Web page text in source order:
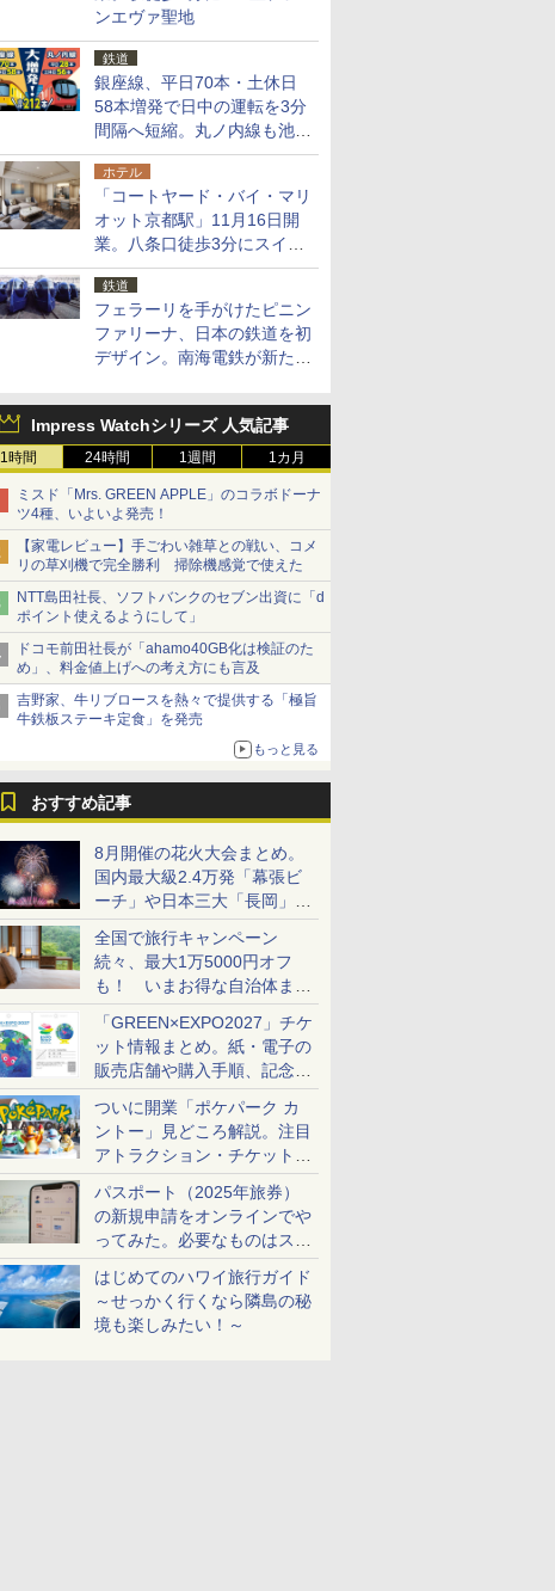
ンエヴァ聖地
鉄道
銀座線、平日70本・土休日
58本増発で日中の運転を3分
間隔へ短縮。丸ノ内線も池袋
～中野坂上を4分間隔に
ホテル
「コートヤード・バイ・マリ
オット京都駅」11月16日開
業。八条口徒歩3分にスイー
ト含む全270室、ダイニング
も併設
鉄道
フェラーリを手がけたピニン
ファリーナ、日本の鉄道を初
デザイン。南海電鉄が新たな
導入
Impress Watchシリーズ 人気記事
1時間 24時間 1週間 1カ月
ミスド「Mrs. GREEN APPLE」のコラボドーナ
ツ4種、いよいよ発売！
【家電レビュー】手ごわい雑草との戦い、コメ
リの草刈機で完全勝利 掃除機感覚で使えた
NTT島田社長、ソフトバンクのセブン出資に「d
ポイント使えるようにして」
ドコモ前田社長が「ahamo40GB化は検証のた
め」、料金値上げへの考え方にも言及
吉野家、牛リブロースを熱々で提供する「極旨
牛鉄板ステーキ定食」を発売
もっと見る
おすすめ記事
8月開催の花火大会まとめ。
国内最大級2.4万発「幕張ビ
ーチ」や日本三大「長岡」な
ど大型イベント目白押し！
全国で旅行キャンペーン
続々、最大1万5000円オフ
も！ いまお得な自治体まと
め
「GREEN×EXPO2027」チケ
ット情報まとめ。紙・電子の
販売店舗や購入手順、記念チ
ケットも解説
ついに開業「ポケパーク カ
ントー」見どころ解説。注目
アトラクション・チケット手
配・来場前に必要な準備は？
パスポート（2025年旅券）
の新規申請をオンラインでや
ってみた。必要なものはスマ
ホとマイナカードのみ
はじめてのハワイ旅行ガイド
～せっかく行くなら隣島の秘
境も楽しみたい！～